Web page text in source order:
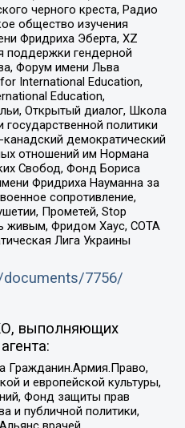
черного креста, Радио
общество изучения
Фридриха Эберта, XZ
поддержки гендерной
Форум имени Льва
International Education,
Education,
Открытый диалог, Школа
политики
демократический
отношений им Нормана
Свобод, Фонд Бориса
Фридриха Науманна за
сопротивление,
Прометей, Stop
живым, Фридом Хаус, СОТА
Лига Украины
7756/
выполняющих
Гражданин.Армия.Право,
и европейской культуры,
Фонд защиты прав
и публичной политики,